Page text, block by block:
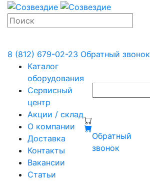
8 (812) 679-02-23 Обратный звонок
Каталог
оборудования
Сервисный
центр
Акции / склад
О компании
Доставка
Контакты
Вакансии
Статьи
Обратный
звонок